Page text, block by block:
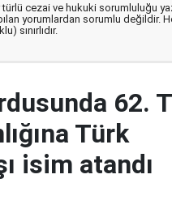
türlü cezai ve hukuki sorumluluğu
yorumlardan sorumlu değildir.
sınırlıdır.
62.
Türk
isim atandı